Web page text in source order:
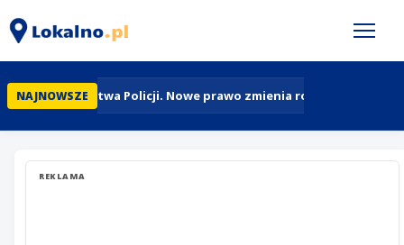
NAJNOWSZE
95 lat Lotnictwa Policji. Nowe prawo zmienia rolę policyjnych
REKLAMA